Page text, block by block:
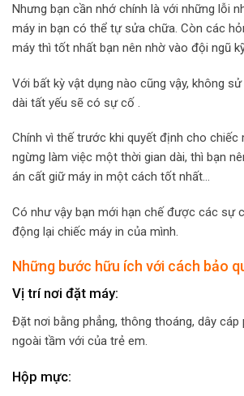
Nhưng bạn cần nhớ chính là với những lỗi
máy in bạn có thể tự sửa chữa. Còn các
máy thì tốt nhất bạn nên nhờ vào đội ngũ
Với bất kỳ vật dụng nào cũng vậy, không
dài tất yếu sẽ có sự cố .
Chính vì thế trước khi quyết định cho chiếc
ngừng làm việc một thời gian dài, thì bạn
án cất giữ máy in một cách tốt nhất…
Có như vậy bạn mới hạn chế được các sự
động lại chiếc máy in của mình.
Những bước hữu ích với cách bảo
Vị trí nơi đặt máy:
Đặt nơi bằng phẳng, thông thoáng, dây cáp
ngoài tầm với của trẻ em.
Hộp mực: